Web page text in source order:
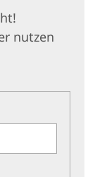
nutzen